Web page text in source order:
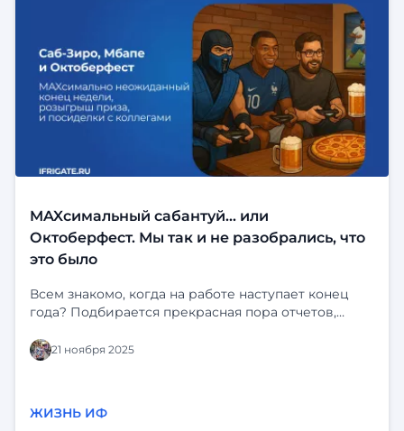
MAXсимальный сабантуй... или
Октоберфест. Мы так и не разобрались, что
это было
Всем знакомо, когда на работе наступает конец
года? Подбирается прекрасная пора отчетов,
Все напряжены, нервы на пределе. И в такие
моменты очень важно выпустить пар и
котором все смогли посмотреть на коллег
21 ноября 2025
ЖИЗНЬ ИФ